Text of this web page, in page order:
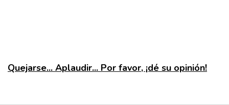
Quejarse... Aplaudir... Por favor, ¡dé su opinión!